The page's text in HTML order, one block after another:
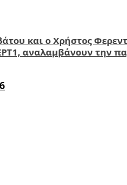
και ο Χρήστος
αναλαμβάνουν την